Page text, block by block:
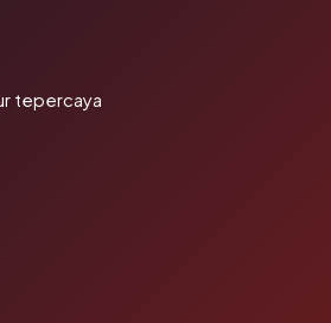
tepercaya